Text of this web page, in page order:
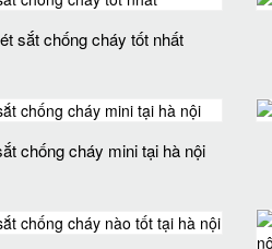
sắt chống cháy tốt nhất
chống cháy mini tại hà nội